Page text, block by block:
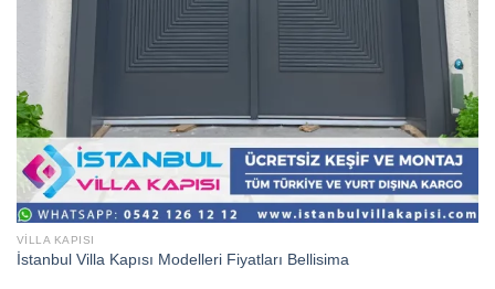
VILLA KAPISI
İstanbul Villa Kapısı Modelleri Fiyatları Bellisima